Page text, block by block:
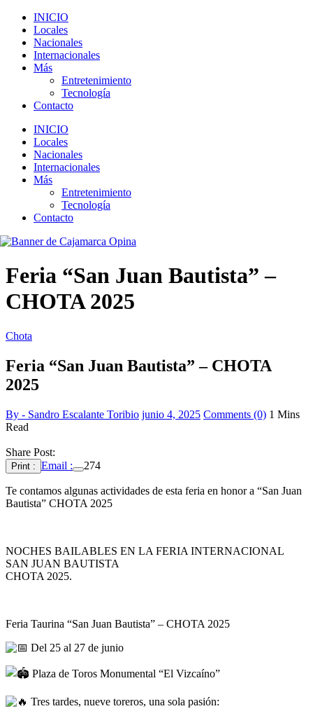
INICIO
Locales
Nacionales
Internacionales
Más
Entretenimiento
Tecnología
Contacto
INICIO
Locales
Nacionales
Internacionales
Más
Entretenimiento
Tecnología
Contacto
Feria “San Juan Bautista” –
CHOTA 2025
Chota
Feria “San Juan Bautista” – CHOTA
2025
By - Sandro Escalante Toribio junio 4, 2025 Comments (0) 1 Mins
Read
Share Post:
Print : Email : 274
Te contamos algunas actividades de esta feria en honor a “San Juan
Bautista” CHOTA 2025
NOCHES BAILABLES EN LA FERIA INTERNACIONAL
SAN JUAN BAUTISTA
CHOTA 2025.
Feria Taurina “San Juan Bautista” – CHOTA 2025
Del 25 al 27 de junio
Plaza de Toros Monumental “El Vizcaíno”
Tres tardes, nueve toreros, una sola pasión: